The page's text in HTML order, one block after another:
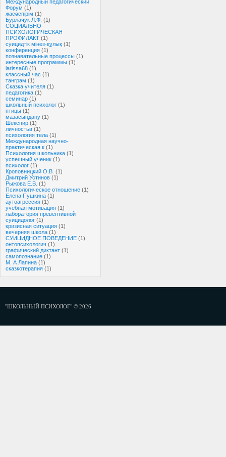
Международный педагогический
Форум (1)
жасөспірім (1)
Бурлачук Л.Ф. (1)
СОЦИАЛЬНО-
ПСИХОЛОГИЧЕСКАЯ
ПРОФИЛАКТ (1)
суицидтік мінез-құлық (1)
конференция (1)
познавательные процессы (1)
интересные программы (1)
larissa68 (1)
классный час (1)
танграм (1)
Сказка учителя (1)
педагогика (1)
семинар (1)
школьный психолог (1)
птицы (1)
мазасындану (1)
Шекспир (1)
личностьв (1)
психология тела (1)
Международная научно-
практическая к (1)
Психология школьника (1)
успешный ученик (1)
психолог (1)
Кроповницкий О.В. (1)
Дмитрий Устинов (1)
Рыжова Е.В. (1)
Психологическое отношение (1)
Елена Пушкина (1)
аутоагрессия (1)
учебная мотивация (1)
лаборатория превентивной
суицидолог (1)
кризисная ситуация (1)
вечерняя школа (1)
СУИЦИДНОЕ ПОВЕДЕНИЕ (1)
онтопсихологич (1)
графический диктант (1)
самопознание (1)
М. А Лапина (1)
сказкотерапия (1)
"ШКОЛЬНЫЙ ПСИХОЛОГ" © 2026